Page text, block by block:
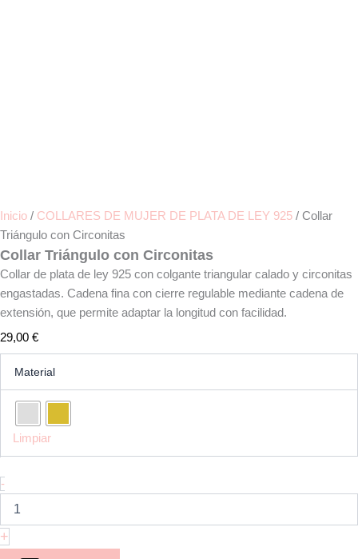
Inicio / COLLARES DE MUJER DE PLATA DE LEY 925 / Collar
Triángulo con Circonitas
Collar Triángulo con Circonitas
Collar de plata de ley 925 con colgante triangular calado y circonitas
engastadas. Cadena fina con cierre regulable mediante cadena de
extensión, que permite adaptar la longitud con facilidad.
29,00 €
Material
Limpiar
-
Triángulo
con
cantidad
+